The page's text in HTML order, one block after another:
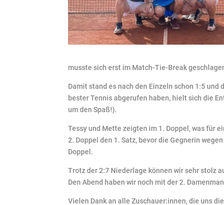
musste sich erst im Match-Tie-Break
Damit stand es nach den Einzeln schon 1:5
bester Tennis abgerufen haben, hielt sich die
um den Spaß!).
Tessy und Mette zeigten im 1. Doppel, was für
2. Doppel den 1. Satz, bevor die Gegnerin
Doppel.
Trotz der 2:7 Niederlage können wir sehr stolz
Den Abend haben wir noch mit der 2.
Vielen Dank an alle Zuschauer:innen, die uns